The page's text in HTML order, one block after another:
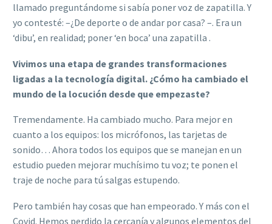
llamado preguntándome si sabía poner voz de zapatilla. Y
yo contesté: –¿De deporte o de andar por casa? –. Era un
‘dibu’, en realidad; poner ‘en boca’ una zapatilla .
Vivimos una etapa de grandes transformaciones
ligadas a la tecnología digital. ¿Cómo ha cambiado el
mundo de la locución desde que empezaste?
Tremendamente. Ha cambiado mucho. Para mejor en
cuanto a los equipos: los micrófonos, las tarjetas de
sonido… Ahora todos los equipos que se manejan en un
estudio pueden mejorar muchísimo tu voz; te ponen el
traje de noche para tú salgas estupendo.
Pero también hay cosas que han empeorado. Y más con el
Covid. Hemos perdido la cercanía y algunos elementos del